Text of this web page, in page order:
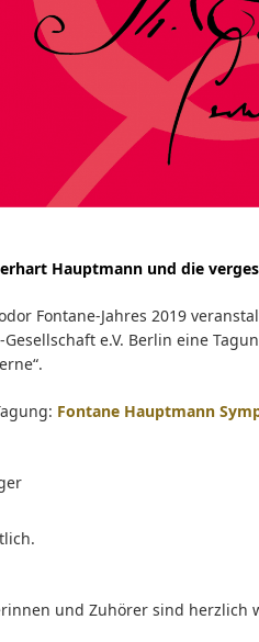
Symposium 2019. Abbildung: Sandra
Hauptmann und die
Fontane-Jahres 2019
e.V. Berlin eine
Fontane Hauptmann
und Zuhörer sind herzlich